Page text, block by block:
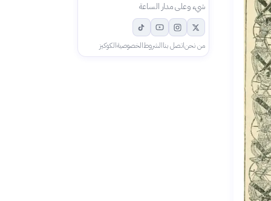
شيء وعلى مدار الساعة
من نحناتصل بناالشروطالخصوصيةالكوكيز